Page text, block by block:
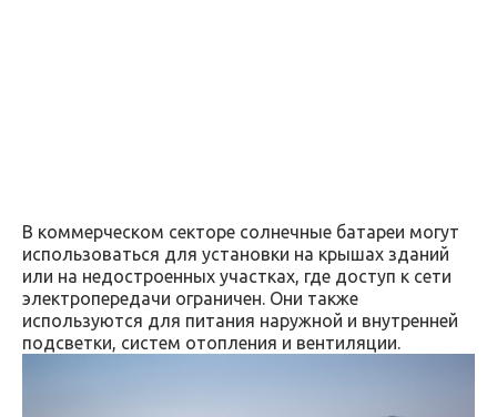
В коммерческом секторе солнечные батареи могут
использоваться для установки на крышах зданий
или на недостроенных участках, где доступ к сети
электропередачи ограничен. Они также
используются для питания наружной и внутренней
подсветки, систем отопления и вентиляции.